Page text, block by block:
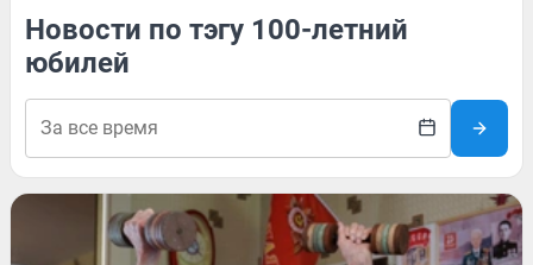
Новости по тэгу 100-летний
юбилей